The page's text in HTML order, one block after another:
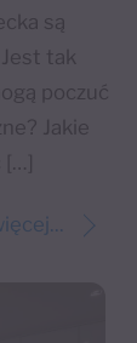
są
tak
poczuć
Jakie
[…]